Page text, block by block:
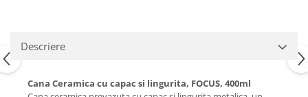
Descriere
Cana Ceramica cu capac si lingurita, FOCUS, 400ml